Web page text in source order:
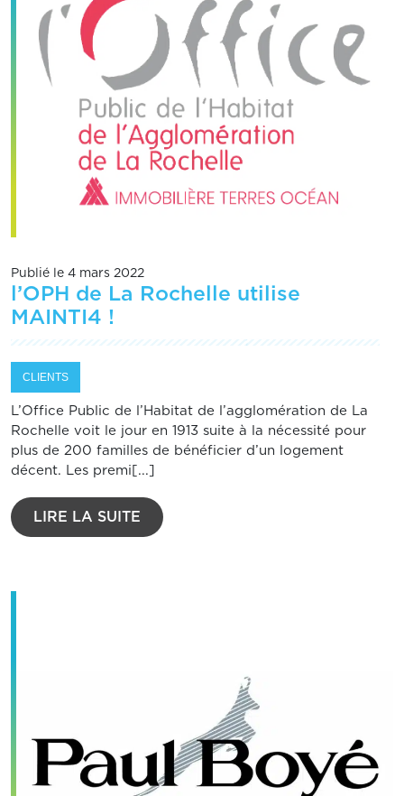
Publié le 4 mars 2022
l’OPH de La Rochelle utilise
MAINTI4 !
CLIENTS
L’Office Public de l’Habitat de l’agglomération de La
Rochelle voit le jour en 1913 suite à la nécessité pour
plus de 200 familles de bénéficier d’un logement
décent. Les premi[...]
LIRE LA SUITE